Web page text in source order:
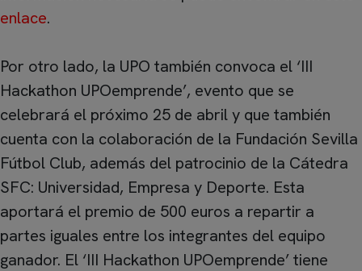
enlace.
Por otro lado, la UPO también convoca el ‘III
Hackathon UPOemprende’, evento que se
celebrará el próximo 25 de abril y que también
cuenta con la colaboración de la Fundación Sevilla
Fútbol Club, además del patrocinio de la Cátedra
SFC: Universidad, Empresa y Deporte. Esta
aportará el premio de 500 euros a repartir a
partes iguales entre los integrantes del equipo
ganador. El ‘III Hackathon UPOemprende’ tiene